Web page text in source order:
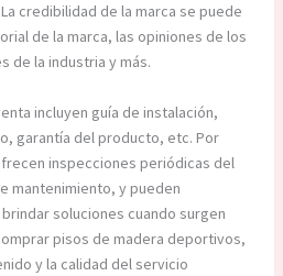
credibilidad de la marca se puede
de la marca, las opiniones de los
de la industria y más.
incluyen guía de instalación,
garantía del producto, etc. Por
inspecciones periódicas del
mantenimiento, y pueden
soluciones cuando surgen
pisos de madera deportivos,
y la calidad del servicio